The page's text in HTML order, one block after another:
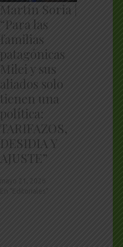
Martín Soria |
“Para las
familias
patagónicas
Milei y sus
aliados solo
tienen una
política:
TARIFAZOS,
DESIDIA Y
AJUSTE”